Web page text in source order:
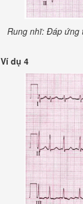
Rung nhĩ: Đáp ứng
Ví dụ 4